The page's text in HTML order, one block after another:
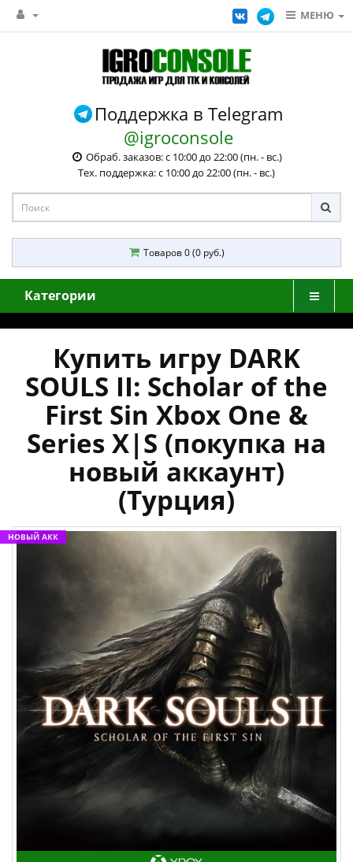
МЕНЮ
Поддержка в Telegram
@igroconsole
Обраб. заказов: с 10:00 до 22:00 (пн. - вс.)
Тех. поддержка: с 10:00 до 22:00 (пн. - вс.)
Товаров 0 (0 руб.)
Категории
Купить игру DARK
SOULS II: Scholar of the
First Sin Xbox One &
Series X|S (покупка на
новый аккаунт)
(Турция)
НОВЫЙ АКК